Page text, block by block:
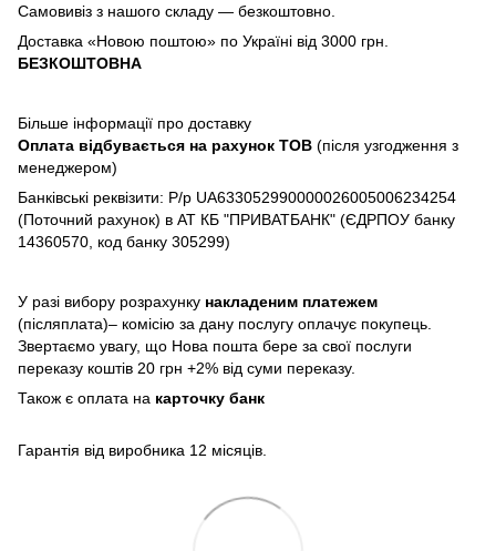
Самовивіз з нашого складу — безкоштовно.
Доставка «Новою поштою» по Україні від 3000 грн.
БЕЗКОШТОВНА
Більше інформації про доставку
Оплата відбувається на рахунок TOB (після узгодження з
менеджером)
Банківські реквізити: Р/р UA633052990000026005006234254
(Поточний рахунок) в АТ КБ "ПРИВАТБАНК" (ЄДРПОУ банку
14360570, код банку 305299)
У разі вибору розрахунку накладеним платежем
(післяплата)– комісію за дану послугу оплачує покупець.
Звертаємо увагу, що Нова пошта бере за свої послуги
переказу коштів 20 грн +2% від суми переказу.
Також є оплата на карточку банк
Гарантія від виробника 12 місяців.